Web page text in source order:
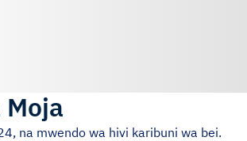
na mwendo wa hivi karibuni wa bei.